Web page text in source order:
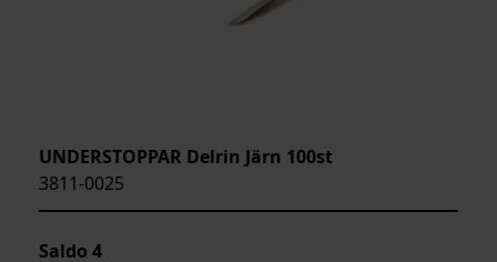
UNDERSTOPPAR Delrin Järn 100st
3811-0025
Saldo 4